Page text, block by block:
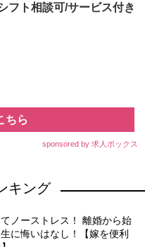
フト相談可/サービス付き
ちら
sponsored by 求人ボックス
キング
ノーストレス！ 離婚から始
に悔いはなし！【嫁を便利